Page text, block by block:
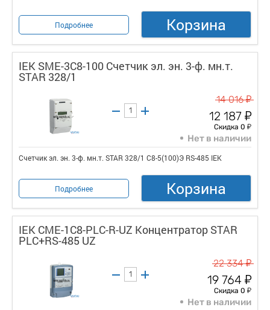
Подробнее Корзина
IEK SME-3C8-100 Счетчик эл. эн. 3-ф. мн.т.
STAR 328/1
14 016у
12 187 у
Скидка 0 у
Нет в наличии
Счетчик эл. эн. 3-ф. мн.т. STAR 328/1 С8-5(100)Э RS-485 IEK
Подробнее Корзина
IEK CME-1C8-PLC-R-UZ Концентратор STAR
PLC+RS-485 UZ
22 334у
19 764 у
Скидка 0 у
Нет в наличии